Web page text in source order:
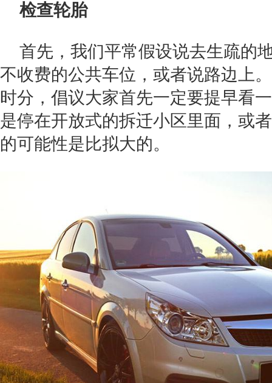
检查轮胎
首先，我们平常假设说去生疏的
不收费的公共车位，或者说路边上
时分，倡议大家首先一定要提早看
是停在开放式的拆迁小区里面，或
的可能性是比拟大的。